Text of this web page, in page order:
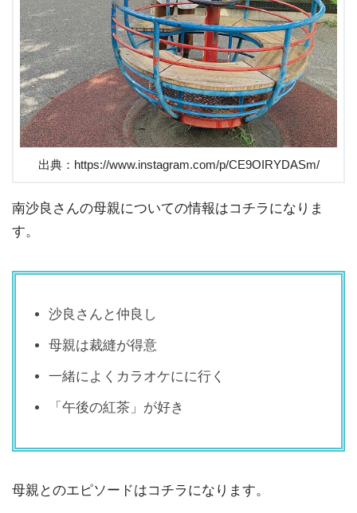
出典：https://www.instagram.com/p/CE9OIRYDASm/
南沙良さんの母親についての情報はコチラになりま
す。
沙良さんと仲良し
母親は裁縫が得意
一緒によくカラオケにに行く
「午後の紅茶」が好き
母親とのエピソードはコチラになります。